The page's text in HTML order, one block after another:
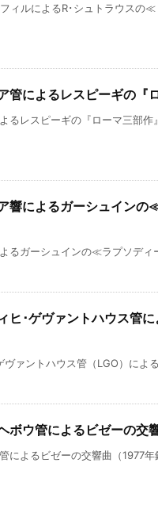
ィルによるR･シュトラウスの
管によるレスピーギの『
るレスピーギの『ローマ三部
響によるガーシュイン
るガーシュインの≪ラプソデ
ヒ･ゲヴァントハウス管
ァントハウス管（LGO）によ
ボウ管によるビゼーの交
によるビゼーの交響曲（1977